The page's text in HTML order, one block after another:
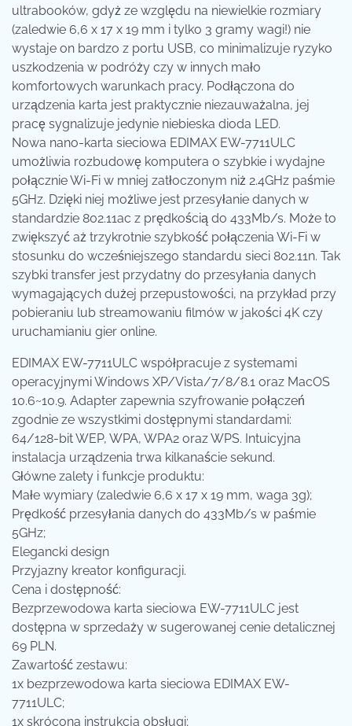
ultrabooków, gdyż ze względu na niewielkie rozmiary
(zaledwie 6,6 x 17 x 19 mm i tylko 3 gramy wagi!) nie
wystaje on bardzo z portu USB, co minimalizuje ryzyko
uszkodzenia w podróży czy w innych mało
komfortowych warunkach pracy. Podłączona do
urządzenia karta jest praktycznie niezauważalna, jej
pracę sygnalizuje jedynie niebieska dioda LED.
Nowa nano-karta sieciowa EDIMAX EW-7711ULC
umożliwia rozbudowę komputera o szybkie i wydajne
połącznie Wi-Fi w mniej zatłoczonym niż 2.4GHz paśmie
5GHz. Dzięki niej możliwe jest przesyłanie danych w
standardzie 802.11ac z prędkością do 433Mb/s. Może to
zwiększyć aż trzykrotnie szybkość połączenia Wi-Fi w
stosunku do wcześniejszego standardu sieci 802.11n. Tak
szybki transfer jest przydatny do przesyłania danych
wymagających dużej przepustowości, na przykład przy
pobieraniu lub streamowaniu filmów w jakości 4K czy
uruchamianiu gier online.
EDIMAX EW-7711ULC współpracuje z systemami
operacyjnymi Windows XP/Vista/7/8/8.1 oraz MacOS
10.6~10.9. Adapter zapewnia szyfrowanie połączeń
zgodnie ze wszystkimi dostępnymi standardami:
64/128-bit WEP, WPA, WPA2 oraz WPS. Intuicyjna
instalacja urządzenia trwa kilkanaście sekund.
Główne zalety i funkcje produktu:
Małe wymiary (zaledwie 6,6 x 17 x 19 mm, waga 3g);
Prędkość przesyłania danych do 433Mb/s w paśmie
5GHz;
Elegancki design
Przyjazny kreator konfiguracji.
Cena i dostępność:
Bezprzewodowa karta sieciowa EW-7711ULC jest
dostępna w sprzedaży w sugerowanej cenie detalicznej
69 PLN.
Zawartość zestawu:
1x bezprzewodowa karta sieciowa EDIMAX EW-
7711ULC;
1x skrócona instrukcja obsługi;